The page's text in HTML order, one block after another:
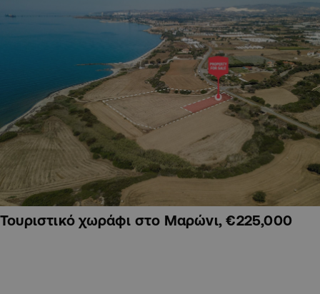
Τουριστικό χωράφι στο Μαρώνι, €225,000